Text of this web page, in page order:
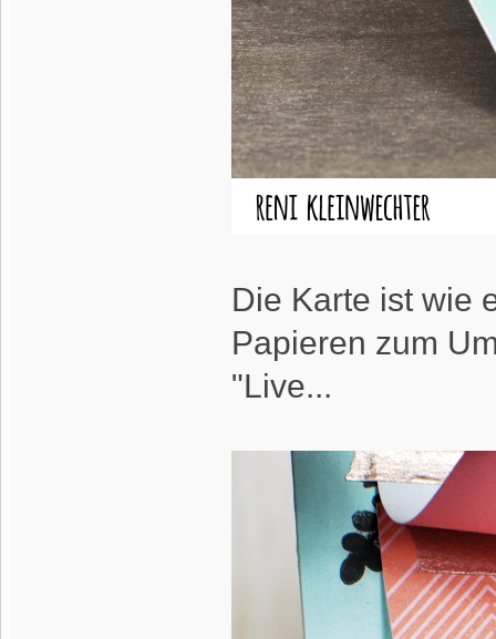
Die Karte ist wie
Papieren zum
"Live...